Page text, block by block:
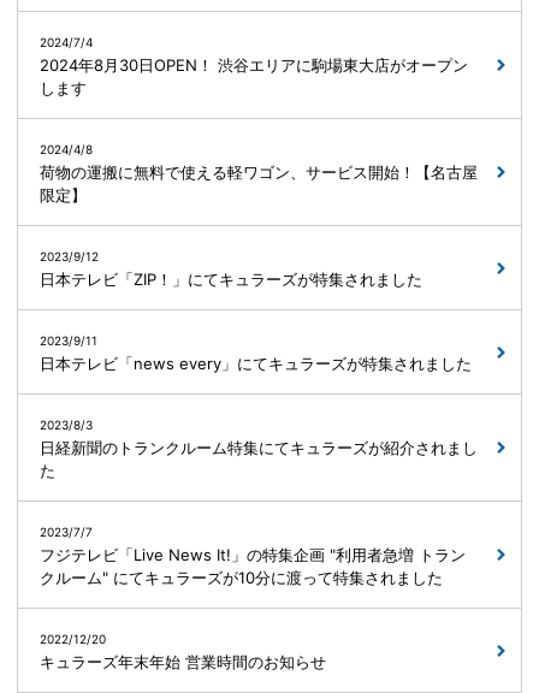
2024/7/4
2024年8月30日OPEN！ 渋谷エリアに駒場東大店がオープン
します
2024/4/8
荷物の運搬に無料で使える軽ワゴン、サービス開始！【名古屋
限定】
2023/9/12
日本テレビ「ZIP！」にてキュラーズが特集されました
2023/9/11
日本テレビ「news every」にてキュラーズが特集されました
2023/8/3
日経新聞のトランクルーム特集にてキュラーズが紹介されまし
た
2023/7/7
フジテレビ「Live News It!」の特集企画 "利用者急増 トラン
クルーム" にてキュラーズが10分に渡って特集されました
2022/12/20
キュラーズ年末年始 営業時間のお知らせ